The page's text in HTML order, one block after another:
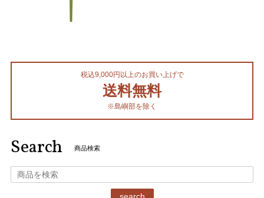
税込9,000円以上のお買い上げで
送料無料
※島嶼部を除く
Search 商品検索